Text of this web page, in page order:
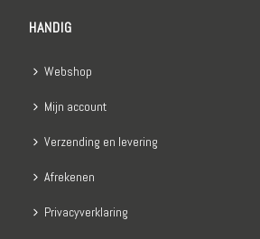
HANDIG
Webshop
Mijn account
Verzending en levering
Afrekenen
Privacyverklaring